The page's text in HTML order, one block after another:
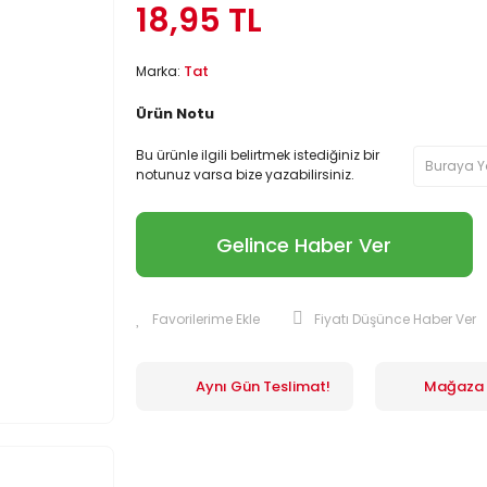
18,95 TL
Marka: Tat
Ürün Notu
Bu ürünle ilgili belirtmek istediğiniz bir
notunuz varsa bize yazabilirsiniz.
Gelince Haber Ver
Fiyatı Düşünce Haber Ver
Aynı Gün Teslimat! Mağaza